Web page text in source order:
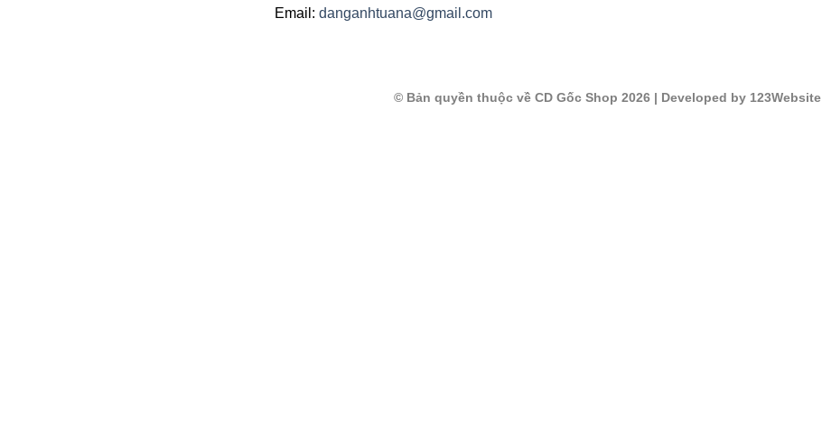
Email: danganhtuana@gmail.com
© Bản quyền thuộc về CD Gốc Shop 2026| Developed by 123Website